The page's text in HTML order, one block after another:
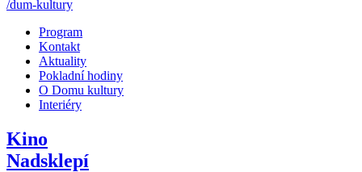
/dum-kultury
Program
Kontakt
Aktuality
Pokladní hodiny
O Domu kultury
Interiéry
Kino
Nadsklepí